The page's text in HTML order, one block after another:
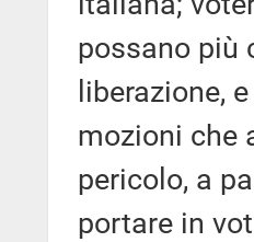
possano più
liberazione,
mozioni che
pericolo, a
portare in